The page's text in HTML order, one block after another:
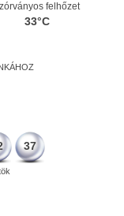
felhőzet
33°C
37